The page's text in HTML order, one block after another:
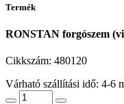
Termék
RONSTAN forgószem
Cikkszám: 480120
Várható szállítási idő: 4-6